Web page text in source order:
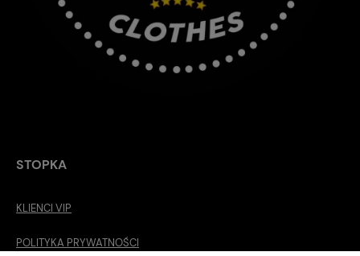
STOPKA
KLIENCI VIP
POLITYKA PRYWATNOŚCI